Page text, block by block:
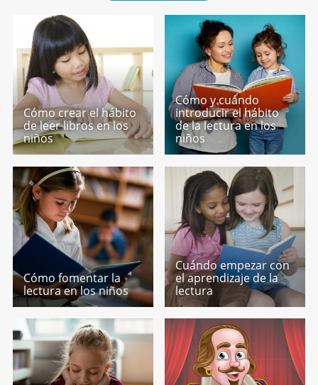
Cómo crear el hábito
de leer libros en los
niños
Cómo y cuándo
introducir el hábito
de la lectura en los
niños
Cómo fomentar la
lectura en los niños
Cuándo empezar con
el aprendizaje de la
lectura